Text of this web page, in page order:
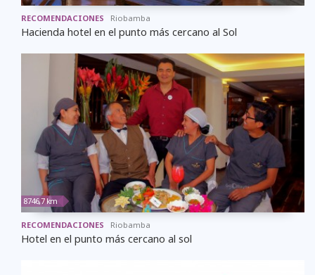
RECOMENDACIONES Riobamba
Hacienda hotel en el punto más cercano al Sol
8746,7 km
RECOMENDACIONES Riobamba
Hotel en el punto más cercano al sol